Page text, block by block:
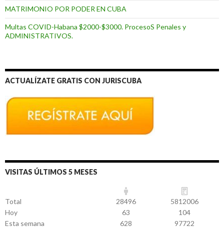
MATRIMONIO POR PODER EN CUBA
Multas COVID-Habana $2000-$3000. ProcesoS Penales y
ADMINISTRATIVOS.
ACTUALÍZATE GRATIS CON JURISCUBA
VISITAS ÚLTIMOS 5 MESES
Total 28496
5812006
Hoy
63
104
Esta semana
628
97722